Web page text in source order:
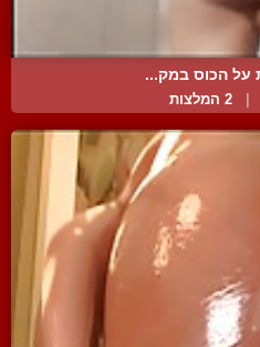
על הכוס במק...
| 2 המלצות